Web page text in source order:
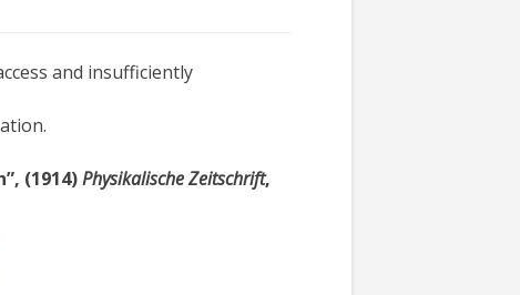
and insufficiently
(1914)Physikalische Zeitschrift,